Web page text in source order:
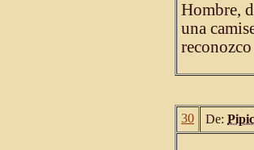
Hombre,
una
30 De: